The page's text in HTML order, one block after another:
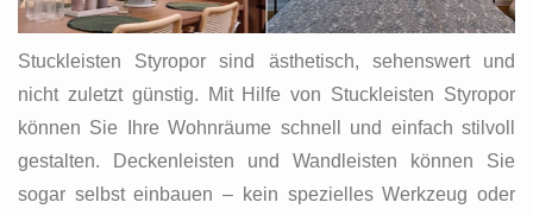
Stuckleisten Styropor sind ästhetisch, sehenswert und
nicht zuletzt günstig. Mit Hilfe von Stuckleisten Styropor
können Sie Ihre Wohnräume schnell und einfach stilvoll
gestalten. Deckenleisten und Wandleisten können Sie
sogar selbst einbauen – kein spezielles Werkzeug oder